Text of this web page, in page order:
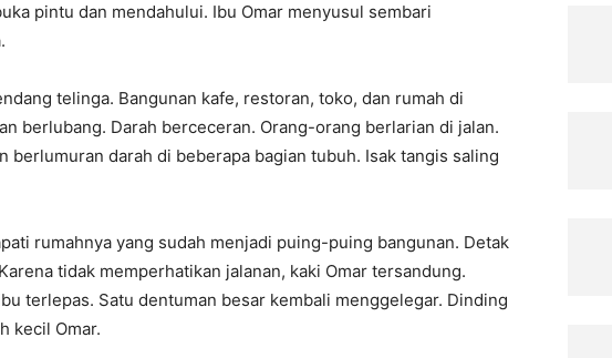
pintu dan mendahului. Ibu Omar menyusul sembari
telinga. Bangunan kafe, restoran, toko, dan rumah di
berlubang. Darah berceceran. Orang-orang berlarian di jalan.
berlumuran darah di beberapa bagian tubuh. Isak tangis saling
rumahnya yang sudah menjadi puing-puing bangunan. Detak
tidak memperhatikan jalanan, kaki Omar tersandung.
terlepas. Satu dentuman besar kembali menggelegar. Dinding
kecil Omar.